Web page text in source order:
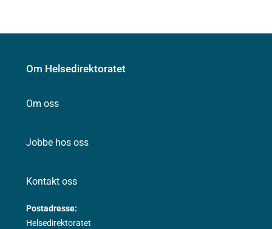
Om Helsedirektoratet
Om oss
Jobbe hos oss
Kontakt oss
Postadresse:
Helsedirektoratet